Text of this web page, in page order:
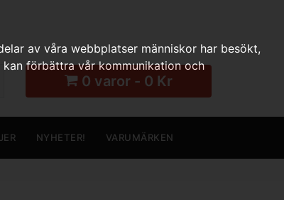
0 varor - 0 Kr
NYHETER! VARUMÄRKEN
av våra webbplatser människor har besökt,
förbättra vår kommunikation och